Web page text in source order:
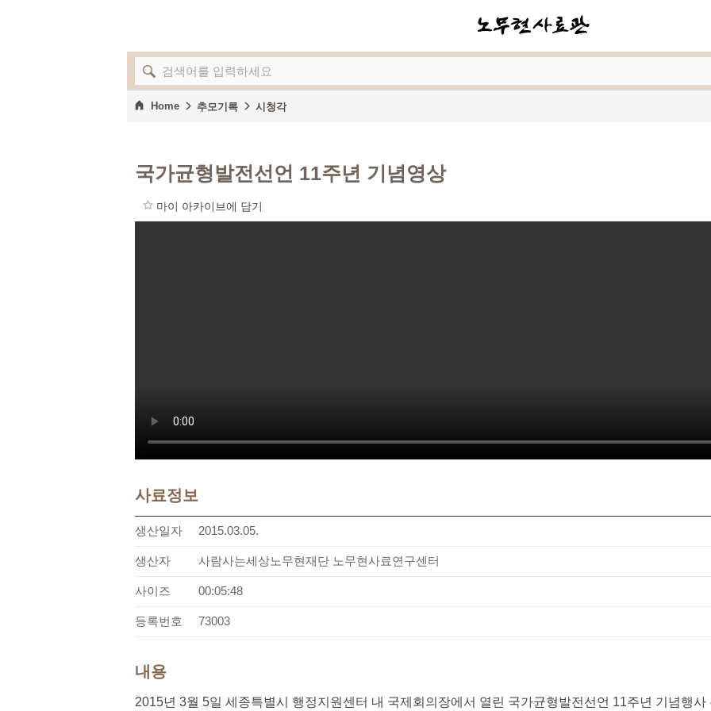
Home 추모기록 시청각
국가균형발전선언 11주년 기념영상
마이 아카이브에 담기
사료정보
생산일자 2015.03.05.
생산자 사람사는세상노무현재단 노무현사료연구센터
사이즈 00:05:48
등록번호 73003
내용
2015년 3월 5일 세종특별시 행정지원센터 내 국제회의장에서 열린 국가균형발전선언 11주년 기념행사